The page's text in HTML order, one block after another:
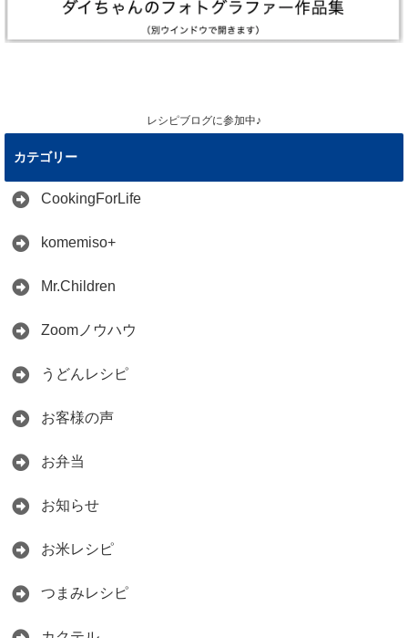
レシピブログに参加中♪
カテゴリー
CookingForLife
komemiso+
Mr.Children
Zoomノウハウ
うどんレシピ
お客様の声
お弁当
お知らせ
お米レシピ
つまみレシピ